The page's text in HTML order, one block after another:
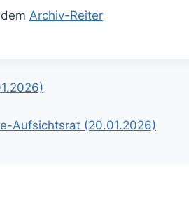
Archiv-Reiter
Aufsichtsrat (20.01.2026)